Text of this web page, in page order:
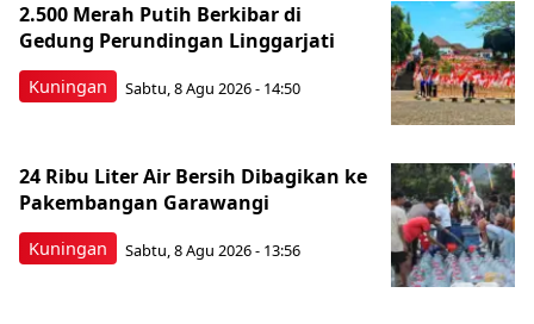
Kuningan
2.500 Merah Putih Berkibar di
Gedung Perundingan Linggarjati
Sabtu, 8 Agu 2026 - 14:50
Kuningan
24 Ribu Liter Air Bersih Dibagikan ke
Pakembangan Garawangi
Sabtu, 8 Agu 2026 - 13:56